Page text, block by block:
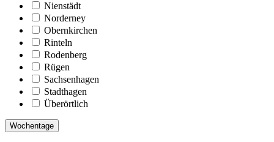
Nienstädt
Norderney
Obernkirchen
Rinteln
Rodenberg
Rügen
Sachsenhagen
Stadthagen
Überörtlich
Wochentage